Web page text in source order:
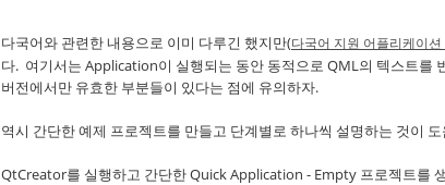
다국어와 관련한 내용으로 이미 다루긴 했지만(다국어 지원 어플리케이션
다. 여기서는 Application이 실행되는 동안 동적으로 QML의 텍스트를
버전에서만 유효한 부분들이 있다는 점에 유의하자.
역시 간단한 예제 프로젝트를 만들고 단계별로 하나씩 설명하는 것이
QtCreator를 실행하고 간단한 Quick Application - Empty 프로젝트를